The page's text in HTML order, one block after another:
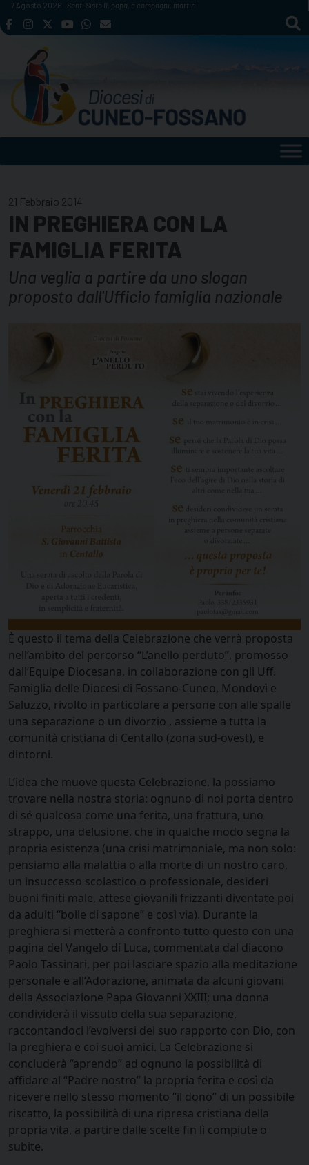
Skip
to
7 Agosto 2026 Santi Sisto II, papa, e compagni, martiri
21 Febbraio 2014
IN PREGHIERA CON LA
FAMIGLIA FERITA
Una veglia a partire da uno slogan
proposto dall'Ufficio famiglia nazionale
È questo il tema della Celebrazione che verrà proposta
nell’ambito del percorso “L’anello perduto”, promosso
dall’Equipe Diocesana, in collaborazione con gli Uff.
Famiglia delle Diocesi di Fossano-Cuneo, Mondovì e
Saluzzo, rivolto in particolare a persone con alle spalle
una separazione o un divorzio , assieme a tutta la
comunità cristiana di Centallo (zona sud-ovest), e
dintorni.
L’idea che muove questa Celebrazione, la possiamo
trovare nella nostra storia: ognuno di noi porta dentro
di sé qualcosa come una ferita, una frattura, uno
strappo, una delusione, che in qualche modo segna la
propria esistenza (una crisi matrimoniale, ma non solo:
pensiamo alla malattia o alla morte di un nostro caro,
un insuccesso scolastico o professionale, desideri
buoni finiti male, attese giovanili frizzanti diventate poi
da adulti “bolle di sapone” e così via). Durante la
preghiera si metterà a confronto tutto questo con una
pagina del Vangelo di Luca, commentata dal diacono
Paolo Tassinari, per poi lasciare spazio alla meditazione
personale e all’Adorazione, animata da alcuni giovani
della Associazione Papa Giovanni XXIII; una donna
condividerà il vissuto della sua separazione,
raccontandoci l’evolversi del suo rapporto con Dio, con
la preghiera e coi suoi amici. La Celebrazione si
concluderà “aprendo” ad ognuno la possibilità di
affidare al “Padre nostro” la propria ferita e così da
ricevere nello stesso momento “il dono” di un possibile
riscatto, la possibilità di una ripresa cristiana della
propria vita, a partire dalle scelte fin lì compiute o
subite.